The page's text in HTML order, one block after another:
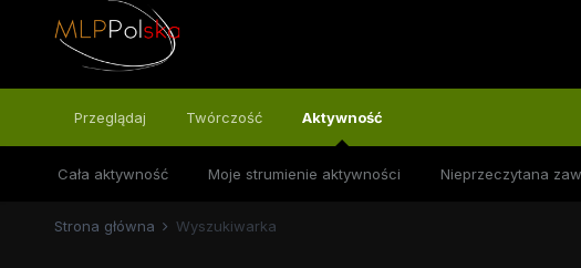
Przeglądaj Twórczość Aktywność
Cała aktywność Moje strumienie aktywności Nieprzeczytana
Strona główna Wyszukiwarka